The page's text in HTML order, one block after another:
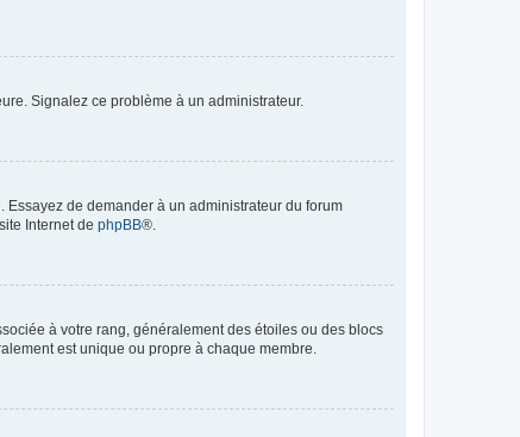
Signalez ce problème à un administrateur.
Essayez de demander à un administrateur du forum
Internet de phpBB®.
à votre rang, généralement des étoiles ou des blocs
est unique ou propre à chaque membre.